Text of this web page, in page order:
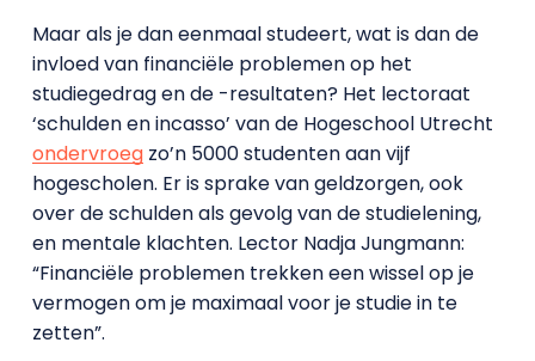
Maar als je dan eenmaal studeert, wat is dan de
invloed van financiële problemen op het
studiegedrag en de -resultaten? Het lectoraat
‘schulden en incasso’ van de Hogeschool Utrecht
ondervroegzo’n 5000 studenten aan vijf
hogescholen. Er is sprake van geldzorgen, ook
over de schulden als gevolg van de studielening,
en mentale klachten. Lector Nadja Jungmann:
“Financiële problemen trekken een wissel op je
vermogen om je maximaal voor je studie in te
zetten”.